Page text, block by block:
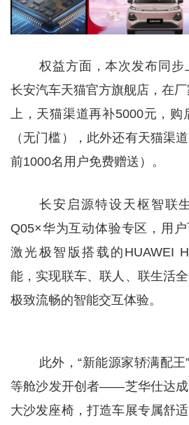
权益方面，本次发布同
长安汽车天猫官方旗舰店，在
上，天猫渠道再补5000元，
（无门槛），此外还有天猫渠
前1000名用户免费赠送）。
长安启源特设天枢智联
Q05×华为互动体验专区，用
激光极智版搭载的HUAWEI
能，实现联车、联人、联生活
极致流畅的智能交互体验。
此外，“新能源家轿满配
等舱沙发开创者——芝华仕达成
大沙发座椅，打造车展专属舒